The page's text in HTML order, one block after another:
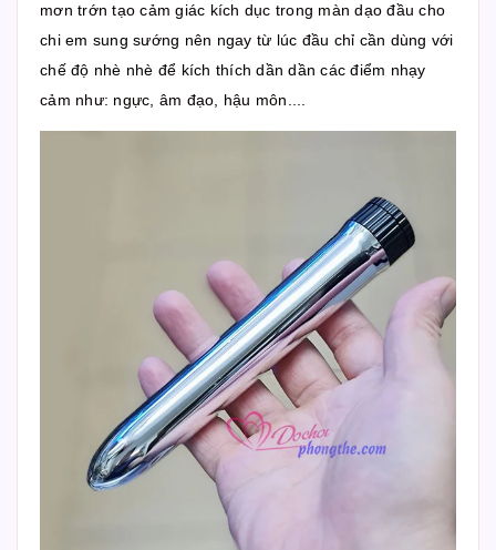
mơn trớn tạo cảm giác kích dục trong màn dạo đầu cho
chi em sung sướng nên ngay từ lúc đầu chỉ cần dùng với
chế độ nhè nhè để kích thích dần dần các điểm nhạy
cảm như: ngực, âm đạo, hậu môn....